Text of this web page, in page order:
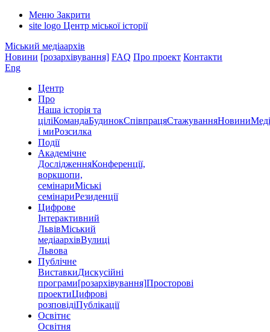
Меню Закрити
site logo Центр міської історії
Міський медіаархів
Новини [розархівування] FAQ Про проект Контакти
Eng
Центр
Про
Наша історія та
ціліКомандаБудинокСпівпрацяСтажуванняНовини
і миРозсилка
Події
Академічне
ДослідженняКонференції,
воркшопи,
семінариМіські
семінариРезиденції
Цифрове
Інтерактивний
ЛьвівМіський
медіаархівВулиці
Львова
Публічне
ВиставкиДискусійні
програми[розархівування]Просторові
проектиЦифрові
розповідіПублікації
Освітнє
Освітня